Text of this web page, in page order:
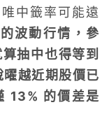
中籤率可能遠
波動行情，參
抽中也得等到
越近期股價已
13% 的價差是